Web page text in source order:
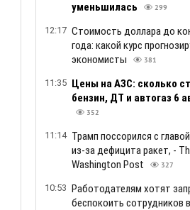
уменьшилась
299
12:17 Стоимость доллара до
года: какой курс
экономисты
381
11:35 Цены на АЗС: сколько
бензин, ДТ и автогаз 6
352
11:14 Трамп поссорился с
из-за дефицита ракет, -
Washington Post
327
10:53 Работодателям хотят
беспокоить сотрудников